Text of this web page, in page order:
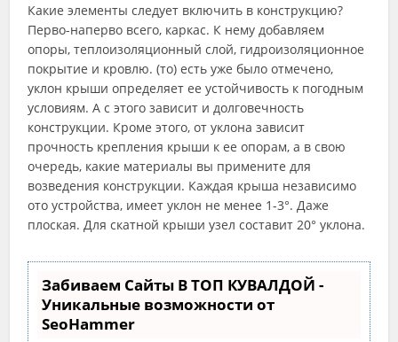
Какие элементы следует включить в конструкцию?
Перво-наперво всего, каркас. К нему добавляем
опоры, теплоизоляционный слой, гидроизоляционное
покрытие и кровлю. (то) есть уже было отмечено,
уклон крыши определяет ее устойчивость к погодным
условиям. А с этого зависит и долговечность
конструкции. Кроме этого, от уклона зависит
прочность крепления крыши к ее опорам, а в свою
очередь, какие материалы вы примените для
возведения конструкции. Каждая крыша независимо
ото устройства, имеет уклон не менее 1-3°. Даже
плоская. Для скатной крыши узел составит 20° уклона.
Забиваем Сайты В ТОП КУВАЛДОЙ -
Уникальные возможности от
SeoHammer